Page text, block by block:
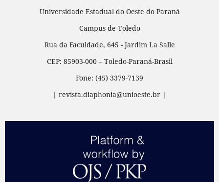
Universidade Estadual do Oeste do Paraná
Campus de Toledo
Rua da Faculdade, 645 - Jardim La Salle
CEP: 85903-000 – Toledo-Paraná-Brasil
Fone: (45) 3379-7139
| revista.diaphonia@unioeste.br |